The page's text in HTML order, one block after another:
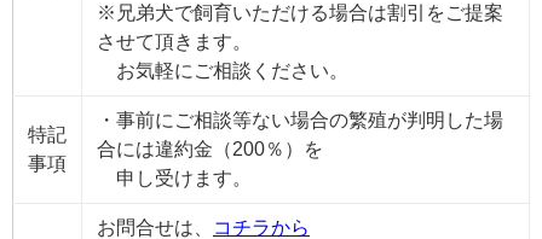
※兄弟犬で飼育いただける場合は割引をご提案
させて頂きます。
お気軽にご相談ください。
特記
事項
・事前にご相談等ない場合の繁殖が判明した場
合には違約金（200％）を
申し受けます。
お問合せは、
コチラから